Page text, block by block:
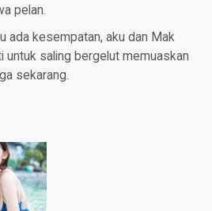
pelan.
ada kesempatan, aku dan Mak
untuk saling bergelut memuaskan
sekarang.